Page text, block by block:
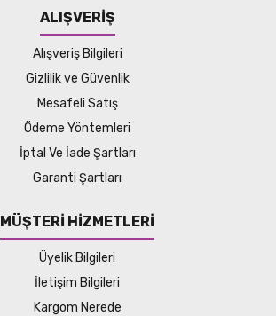
ALIŞVERİŞ
Alışveriş Bilgileri
Gizlilik ve Güvenlik
Mesafeli Satış
Ödeme Yöntemleri
İptal Ve İade Şartları
Garanti Şartları
MÜŞTERİ HİZMETLERİ
Üyelik Bilgileri
İletişim Bilgileri
Kargom Nerede